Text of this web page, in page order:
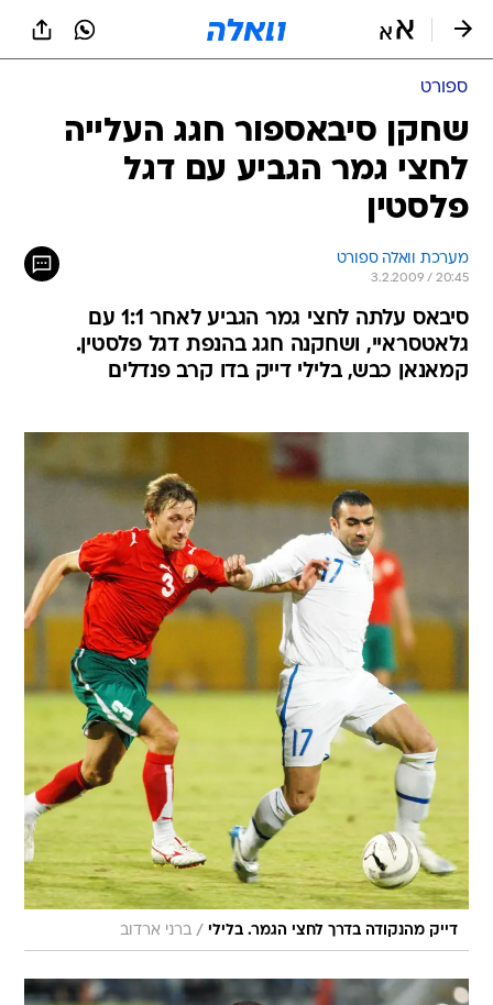
ספורט
שחקן סיבאספור חגג העלייה
לחצי גמר הגביע עם דגל
פלסטין
מערכת וואלה ספורט
3.2.2009 / 20:45
סיבאס עלתה לחצי גמר הגביע לאחר 1:1 עם
גלאטסראיי, ושחקנה חגג בהנפת דגל פלסטין.
קמאנאן כבש, בלילי דייק בדו קרב פנדלים
דייק מהנקודה בדרך לחצי הגמר. בלילי / ברני ארדוב